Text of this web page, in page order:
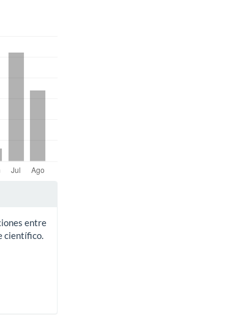
entre
científico.